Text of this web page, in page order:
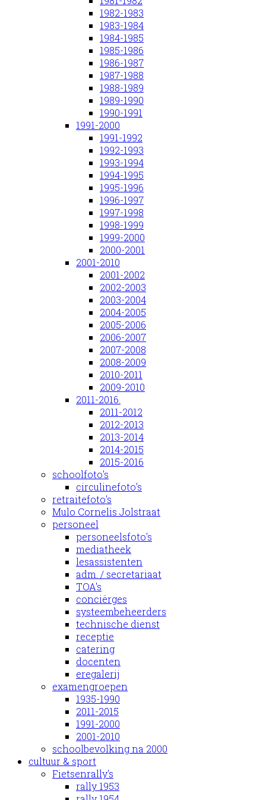
1982-1983
1983-1984
1984-1985
1985-1986
1986-1987
1987-1988
1988-1989
1989-1990
1990-1991
1991-2000
1991-1992
1992-1993
1993-1994
1994-1995
1995-1996
1996-1997
1997-1998
1998-1999
1999-2000
2000-2001
2001-2010
2001-2002
2002-2003
2003-2004
2004-2005
2005-2006
2006-2007
2007-2008
2008-2009
2010-2011
2009-2010
2011-2016.
2011-2012
2012-2013
2013-2014
2014-2015
2015-2016
schoolfoto's
circulinefoto's
retraitefoto's
Mulo Cornelis Jolstraat
personeel
personeelsfoto's
mediatheek
lesassistenten
adm. / secretariaat
TOA's
conciërges
systeembeheerders
technische dienst
receptie
catering
docenten
eregalerij
examengroepen
1935-1990
2011-2015
1991-2000
2001-2010
schoolbevolking na 2000
cultuur & sport
Fietsenrally's
rally 1953